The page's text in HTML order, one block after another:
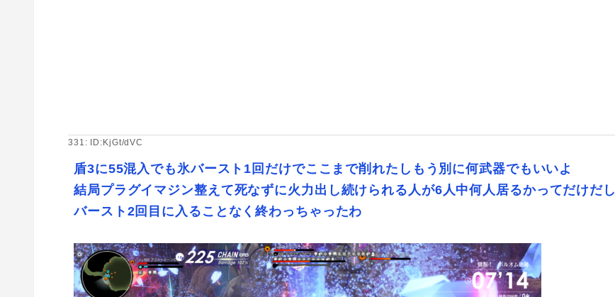
331: ID:KjGt/dVC
盾3に55混入でも氷バースト1回だけでここまで削れたしもう別に何武器でもいいよ
結局プラグイマジン整えて死なずに火力出し続けられる人が6人中何人居るかってだけだし
バースト2回目に入ることなく終わっちゃったわ